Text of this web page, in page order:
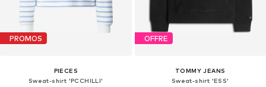
PROMOS
PIECES
Sweat-shirt 'PCCHILLI'
OFFRE
TOMMY JEANS
Sweat-shirt 'ESS'